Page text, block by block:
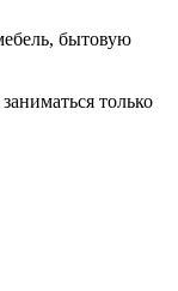
бытовую
только